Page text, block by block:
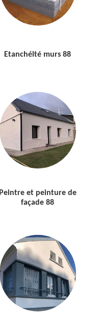
Etanchéité murs 88
Peintre et peinture de
façade 88